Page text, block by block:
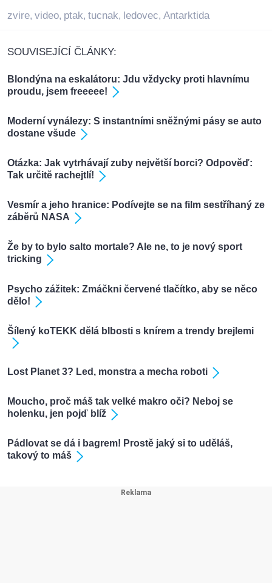
zvire, video, ptak, tucnak, ledovec, Antarktida
SOUVISEJÍCÍ ČLÁNKY:
Blondýna na eskalátoru: Jdu vždycky proti hlavnímu
proudu, jsem freeeee!
Moderní vynálezy: S instantními sněžnými pásy se auto
dostane všude
Otázka: Jak vytrhávají zuby největší borci? Odpověď:
Tak určitě rachejtlí!
Vesmír a jeho hranice: Podívejte se na film sestříhaný ze
záběrů NASA
Že by to bylo salto mortale? Ale ne, to je nový sport
tricking
Psycho zážitek: Zmáčkni červené tlačítko, aby se něco
dělo!
Šílený koTEKK dělá blbosti s knírem a trendy brejlemi
Lost Planet 3? Led, monstra a mecha roboti
Moucho, proč máš tak velké makro oči? Neboj se
holenku, jen pojď blíž
Pádlovat se dá i bagrem! Prostě jaký si to uděláš,
takový to máš